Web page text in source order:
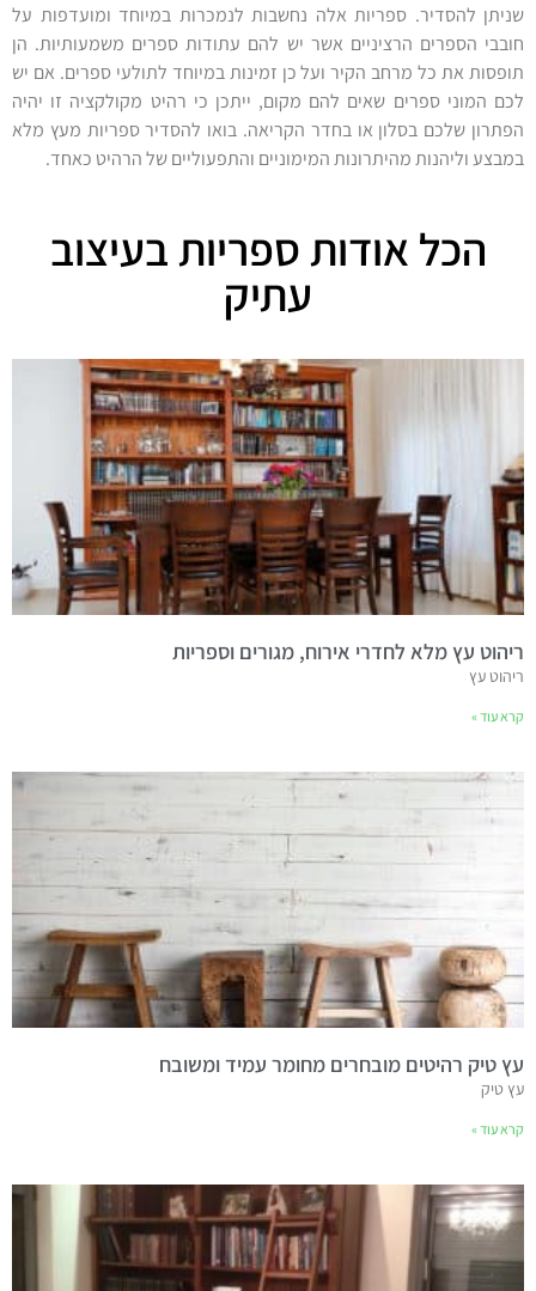
שניתן להסדיר. ספריות אלה נחשבות לנמכרות במיוחד ומועדפות על
חובבי הספרים הרציניים אשר יש להם עתודות ספרים משמעותיות. הן
תופסות את כל מרחב הקיר ועל כן זמינות במיוחד לתולעי ספרים. אם יש
לכם המוני ספרים שאים להם מקום, ייתכן כי רהיט מקולקציה זו יהיה
הפתרון שלכם בסלון או בחדר הקריאה. בואו להסדיר ספריות מעץ מלא
במבצע וליהנות מהיתרונות המימוניים והתפעוליים של הרהיט כאחד.
הכל אודות ספריות בעיצוב
עתיק
ריהוט עץ מלא לחדרי אירוח, מגורים וספריות
ריהוט עץ
קרא עוד »
עץ טיק רהיטים מובחרים מחומר עמיד ומשובח
עץ טיק
קרא עוד »